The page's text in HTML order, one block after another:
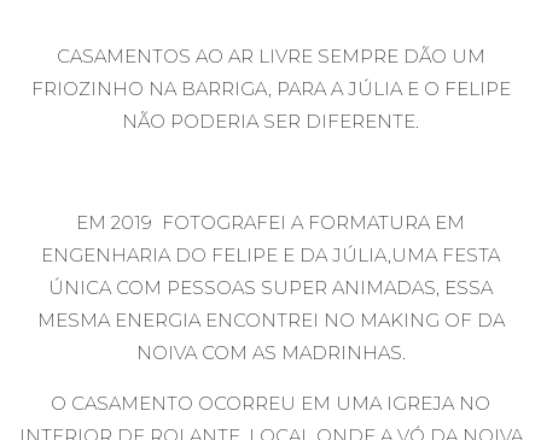
CASAMENTOS AO AR LIVRE SEMPRE DÃO UM
FRIOZINHO NA BARRIGA, PARA A JÚLIA E O FELIPE
NÃO PODERIA SER DIFERENTE.
EM 2019 FOTOGRAFEI A FORMATURA EM
ENGENHARIADO FELIPE E DA JÚLIA,UMA FESTA
ÚNICA COM PESSOAS SUPER ANIMADAS, ESSA
MESMA ENERGIA ENCONTREI NO MAKING OF DA
NOIVA COM AS MADRINHAS.
O CASAMENTO OCORREU EM UMA IGREJA NO